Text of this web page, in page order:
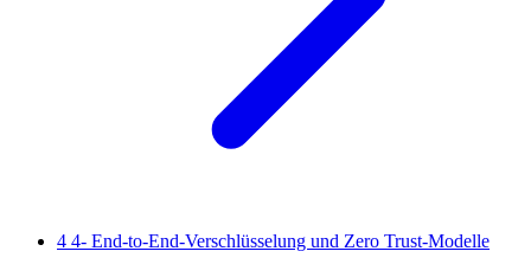
4 4- End-to-End-Verschlüsselung und Zero Trust-Modelle